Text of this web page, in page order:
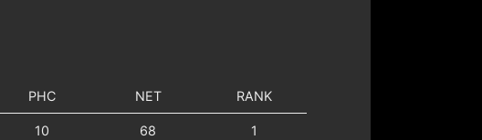
PHC NET RANK
10 68 1